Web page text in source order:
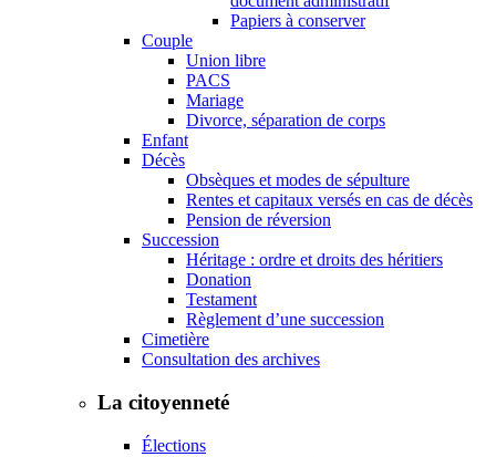
Papiers à conserver
Couple
Union libre
PACS
Mariage
Divorce, séparation de corps
Enfant
Décès
Obsèques et modes de sépulture
Rentes et capitaux versés en cas de décès
Pension de réversion
Succession
Héritage : ordre et droits des héritiers
Donation
Testament
Règlement d’une succession
Cimetière
Consultation des archives
La citoyenneté
Élections